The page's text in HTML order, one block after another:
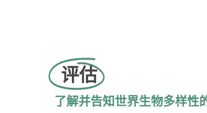
评估
了解并告知世界生物多样性